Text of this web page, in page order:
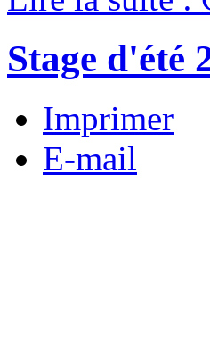
Stage d'été
Imprimer
E-mail